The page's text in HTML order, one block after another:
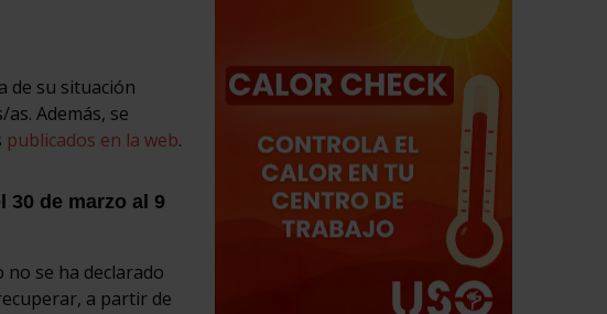
de su situación
Además, se
publicados en la web.
30 de marzo al 9
se ha declarado
a partir de